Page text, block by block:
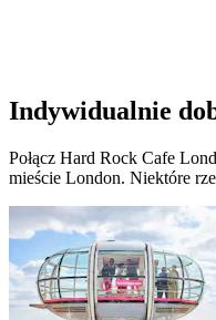
Indywidualnie
Połącz Hard Rock Cafe
mieście London. Niektóre